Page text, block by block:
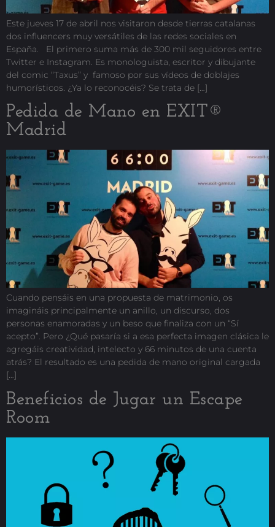
Este jueves 17 de abril nos visitaron desde tierras catalanas
dos influencers muy versátiles de las redes sociales en
España. El primero suma más de 300 mil seguidores entre
Twitter e Instagram. Es monologuista, escritor y dibujante
del comic “Taxus” y famoso por sus vídeos de doblajes
humorísticos. ¿Ya lo reconocéis? Se trata de […]
Pedida de Mano en EXIT®
Madrid
Cuando pensáis en una propuesta de matrimonio, os
imagináis principalmente un anillo, un discurso, dos
personas enamoradas y un beso que finaliza con un “Sí
acepto”. Pero ¿Qué pasaría si a esa perfecta imagen clásica le
agregáis creatividad, intelecto y 66 minutos de una cuenta
atrás? El resultado es una pedida de mano original cargada
[…]
Beneficios de Jugar un Escape
Room